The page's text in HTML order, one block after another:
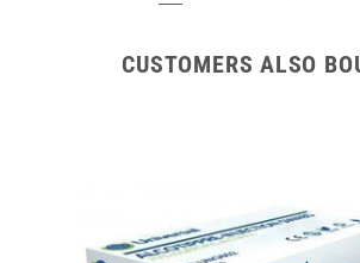
CUSTOMERS ALSO